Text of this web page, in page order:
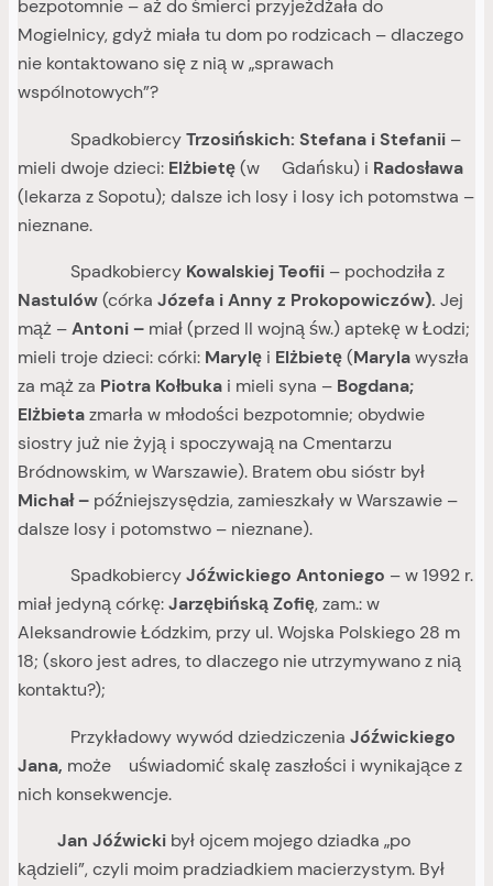
bezpotomnie – aż do śmierci przyjeżdżała do
Mogielnicy, gdyż miała tu dom po rodzicach – dlaczego
nie kontaktowano się z nią w „sprawach
wspólnotowych”?
SpadkobiercyTrzosińskich: Stefana i Stefanii –
mieli dwoje dzieci: Elżbietę(w Gdańsku) i Radosława
(lekarza z Sopotu); dalsze ich losy i losy ich potomstwa –
nieznane.
Spadkobiercy Kowalskiej Teofii – pochodziła z
Nastulów(córka Józefa i Anny z Prokopowiczów). Jej
mąż –Antoni – miał (przed II wojną św.) aptekę w Łodzi;
mieli troje dzieci: córki: Marylę i Elżbietę(Marylawyszła
za mąż za Piotra Kołbuka i mieli syna – Bogdana;
Elżbietazmarła w młodości bezpotomnie; obydwie
siostry już nie żyją i spoczywają na Cmentarzu
Bródnowskim, w Warszawie). Bratem obu sióstr był
Michał – późniejszysędzia, zamieszkały w Warszawie –
dalsze losy i potomstwo – nieznane).
SpadkobiercyJóźwickiego Antoniego – w 1992 r.
miał jedyną córkę:Jarzębińską Zofię, zam.: w
Aleksandrowie Łódzkim, przy ul. Wojska Polskiego 28 m
18; (skoro jest adres, to dlaczego nie utrzymywano z nią
kontaktu?);
Przykładowy wywód dziedziczenia Jóźwickiego
Jana, może uświadomić skalę zaszłości i wynikające z
nich konsekwencje.
Jan Jóźwicki był ojcem mojego dziadka „po
kądzieli”, czyli moim pradziadkiem macierzystym. Był